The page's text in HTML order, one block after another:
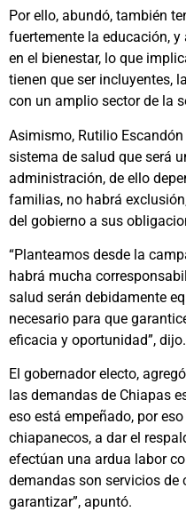
Por ello, abundó, también
fuertemente la educación,
en el bienestar, lo que
tienen que ser incluyentes,
con un amplio sector de la
Asimismo, Rutilio
sistema de salud que será
administración, de ello
familias, no habrá
del gobierno a sus
“Planteamos desde la
habrá mucha
salud serán debidamente
necesario para que
eficacia y oportunidad”, dijo.
El gobernador electo,
las demandas de Chiapas
eso está empeñado, por
chiapanecos, a dar el
efectúan una ardua labor
demandas son servicios de
garantizar”, apuntó.